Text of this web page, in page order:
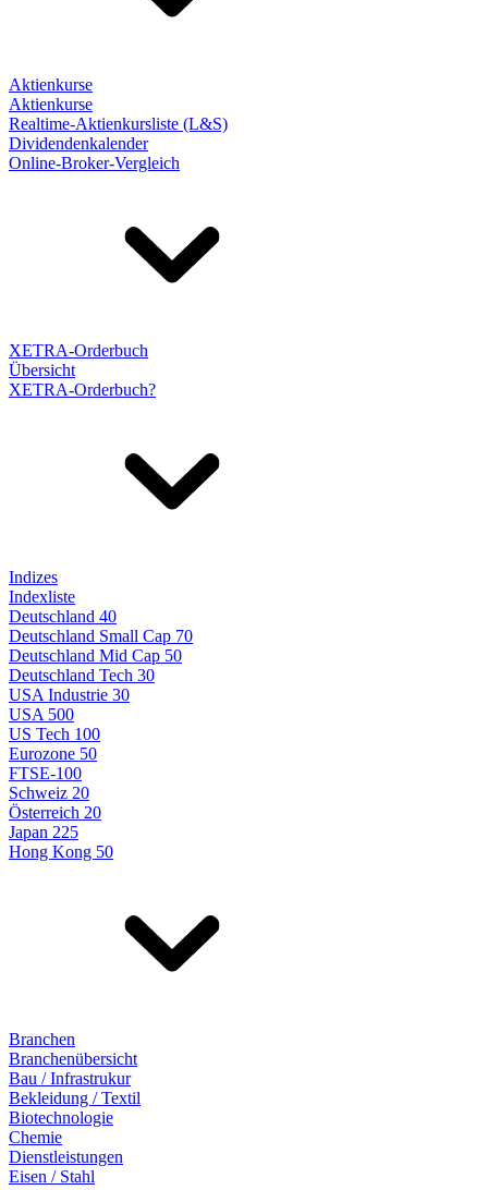
Aktienkurse
Aktienkurse
Realtime-Aktienkursliste (L&S)
Dividendenkalender
Online-Broker-Vergleich
XETRA-Orderbuch
Übersicht
XETRA-Orderbuch?
Indizes
Indexliste
Deutschland 40
Deutschland Small Cap 70
Deutschland Mid Cap 50
Deutschland Tech 30
USA Industrie 30
USA 500
US Tech 100
Eurozone 50
FTSE-100
Schweiz 20
Österreich 20
Japan 225
Hong Kong 50
Branchen
Branchenübersicht
Bau / Infrastrukur
Bekleidung / Textil
Biotechnologie
Chemie
Dienstleistungen
Eisen / Stahl